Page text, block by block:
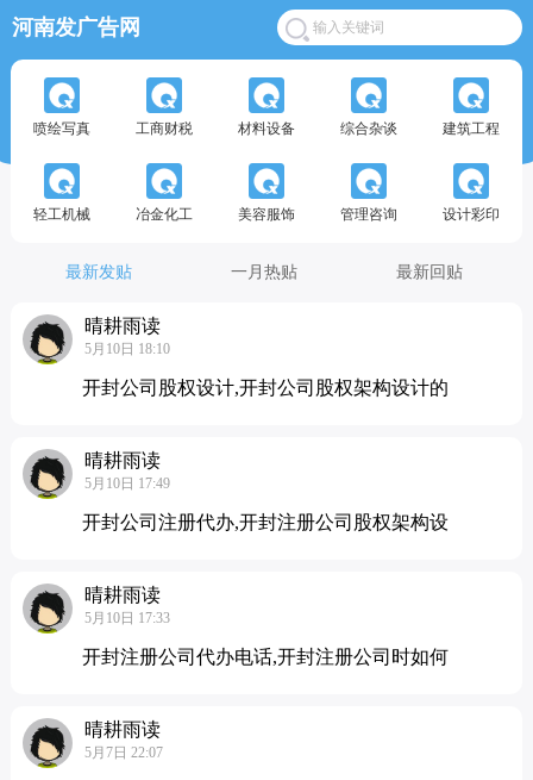
河南发广告网
喷绘写真 工商财税 材料设备 综合杂谈 建筑工程
轻工机械 冶金化工 美容服饰 管理咨询 设计彩印
最新发贴 一月热贴 最新回贴
晴耕雨读
5月10日 18:10
开封公司股权设计,开封公司股权架构设计的
晴耕雨读
5月10日 17:49
开封公司注册代办,开封注册公司股权架构设
晴耕雨读
5月10日 17:33
开封注册公司代办电话,开封注册公司时如何
晴耕雨读
5月7日 22:07